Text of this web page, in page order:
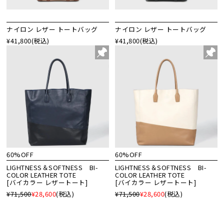
ナイロン レザー トートバッグ
¥41,800(税込)
ナイロン レザー トートバッグ
¥41,800(税込)
60%OFF
LIGHTNESS＆SOFTNESS BI-
COLOR LEATHER TOTE
[バイカラー レザートート]
¥71,500¥28,600(税込)
60%OFF
LIGHTNESS＆SOFTNESS BI-
COLOR LEATHER TOTE
[バイカラー レザートート]
¥71,500¥28,600(税込)